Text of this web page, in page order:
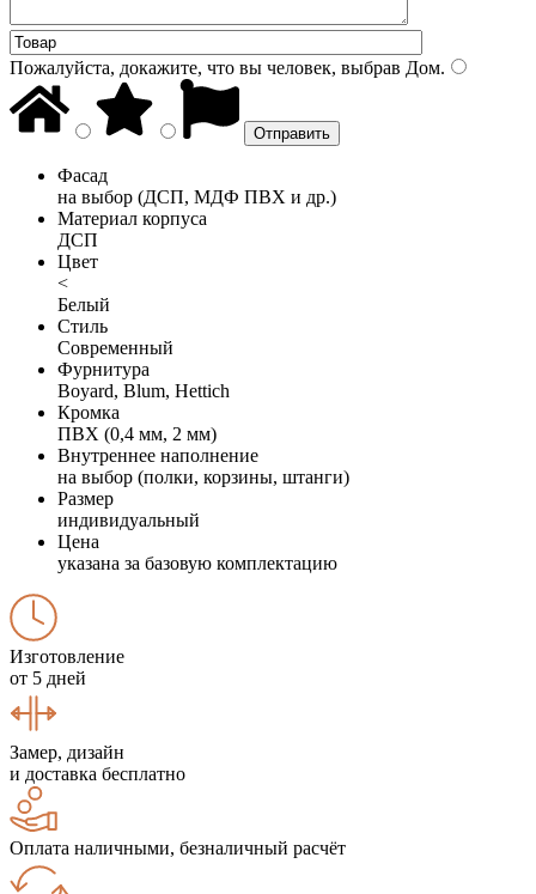
Пожалуйста, докажите, что вы человек, выбрав Дом.
Фасад
на выбор (ДСП, МДФ ПВХ и др.)
Материал корпуса
ДСП
Цвет
<
Белый
Стиль
Современный
Фурнитура
Boyard, Blum, Hettich
Кромка
ПВХ (0,4 мм, 2 мм)
Внутреннее наполнение
на выбор (полки, корзины, штанги)
Размер
индивидуальный
Цена
указана за базовую комплектацию
Изготовление
от 5 дней
Замер, дизайн
и доставка бесплатно
Оплата наличными, безналичный расчёт